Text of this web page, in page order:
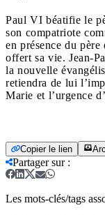
Paul VI béatifie le
son compatriote
en présence du
offert sa vie. Jean-
la nouvelle
retiendra de lui
Marie et l’urgence
Copier le lien
Partager sur:
Les mots-clés/tags